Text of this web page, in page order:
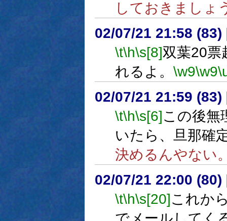
しておきましょ
02/07/21 21:58 (83)
\t\h\s[8]双葉20票
れるよ。 \w9\w9
02/07/21 21:59 (83)
\t\h\s[6]この後無
いたら、旦那確
決めるんやない
02/07/21 22:00 (80)
\t\h\s[20]これか